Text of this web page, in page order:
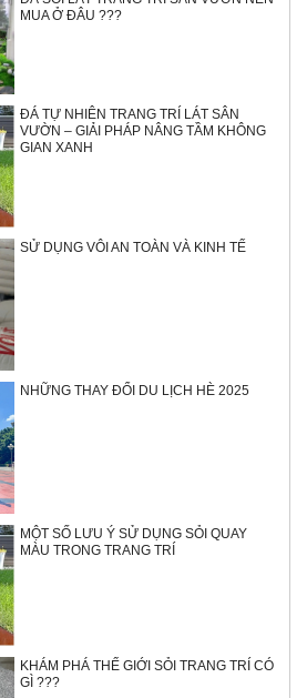
MUA Ở ĐÂU ???
ĐÁ TỰ NHIÊN TRANG TRÍ LÁT SÂN
VƯỜN – GIẢI PHÁP NÂNG TẦM KHÔNG
GIAN XANH
SỬ DỤNG VÔI AN TOÀN VÀ KINH TẾ
NHỮNG THAY ĐỔI DU LỊCH HÈ 2025
MỘT SỐ LƯU Ý SỬ DỤNG SỎI QUAY
MÀU TRONG TRANG TRÍ
KHÁM PHÁ THẾ GIỚI SỎI TRANG TRÍ CÓ
GÌ ???